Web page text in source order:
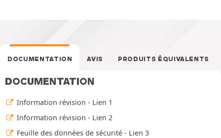
DOCUMENTATION AVIS PRODUITS ÉQUIVALENTS
DOCUMENTATION
Information révision - Lien 1
Information révision - Lien 2
Feuille des données de sécurité - Lien 3